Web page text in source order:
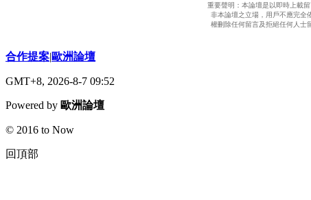
重要聲明：本論壇是以即時上載
非本論壇之立場，用戶不應完全
權刪除任何留言及拒絕任何人士
合作提案|歐洲論壇
GMT+8, 2026-8-7 09:52
Powered by 歐洲論壇
© 2016 to Now
回頂部